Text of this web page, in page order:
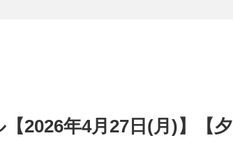
2026年4月27日(月)】【夕